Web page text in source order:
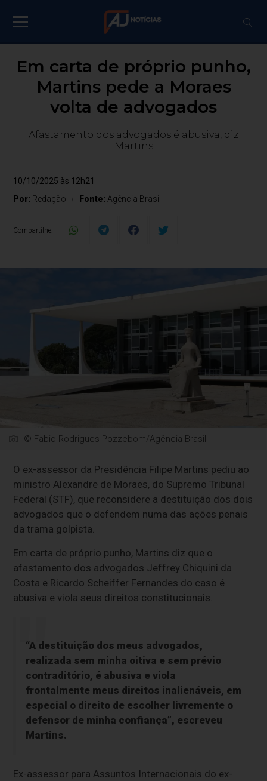
Em carta de próprio punho,
Martins pede a Moraes
volta de advogados
Afastamento dos advogados é abusiva, diz
Martins
10/10/2025 às 12h21
Por: Redação Fonte: Agência Brasil
Compartilhe:
© Fabio Rodrigues Pozzebom/Agência Brasil
O ex-assessor da Presidência Filipe Martins pediu ao
ministro Alexandre de Moraes, do Supremo Tribunal
Federal (STF), que reconsidere a destituição dos dois
advogados que o defendem numa das ações penais
da trama golpista.
Em carta de próprio punho, Martins diz que o
afastamento dos advogados Jeffrey Chiquini da
Costa e Ricardo Scheiffer Fernandes do caso é
abusiva e viola seus direitos constitucionais.
“A destituição dos meus advogados,
realizada sem minha oitiva e sem prévio
contraditório, é abusiva e viola
frontalmente meus direitos inalienáveis, em
especial o direito de escolher livremente o
defensor de minha confiança”, escreveu
Martins.
Ex-assessor para Assuntos Internacionais do ex-